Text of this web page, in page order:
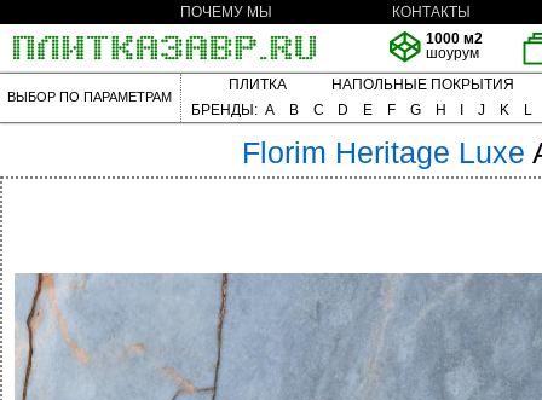
ПОЧЕМУ МЫ
КОНТАКТЫ
1000 м2
шоурум
ВЫБОР ПО ПАРАМЕТРАМ
ПЛИТКА
НАПОЛЬНЫЕ ПОКРЫТИЯ
БРЕНДЫ: A B C D E F G H J K L
Florim Heritage Luxe